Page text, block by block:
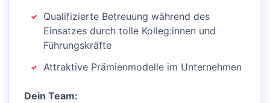
Qualifizierte Betreuung während des
Einsatzes durch tolle Kolleg:innen und
Führungskräfte
Attraktive Prämienmodelle im Unternehmen
Dein Team: